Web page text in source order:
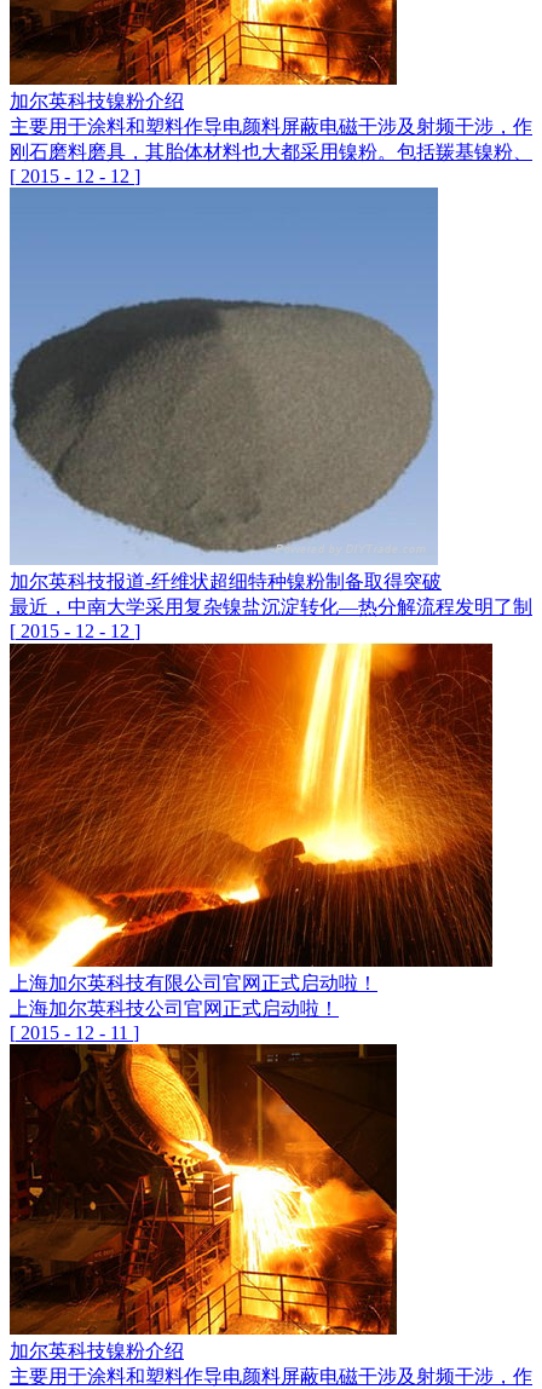
加尔英科技镍粉介绍
主要用于涂料和塑料作导电颜料屏蔽电磁干涉及射频干涉，
刚石磨料磨具，其胎体材料也大都采用镍粉。包括羰基镍粉、
[ 2015 - 12 - 12 ]
加尔英科技报道-纤维状超细特种镍粉制备取得突破
最近，中南大学采用复杂镍盐沉淀转化—热分解流程发明了
[ 2015 - 12 - 12 ]
上海加尔英科技有限公司官网正式启动啦！
上海加尔英科技公司官网正式启动啦！
[ 2015 - 12 - 11 ]
加尔英科技镍粉介绍
主要用于涂料和塑料作导电颜料屏蔽电磁干涉及射频干涉，